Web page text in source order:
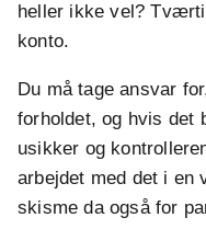
heller ikke vel?
konto.
Du må tage ansvar
forholdet, og hvis det
usikker og
arbejdet med det i en
skisme da også for